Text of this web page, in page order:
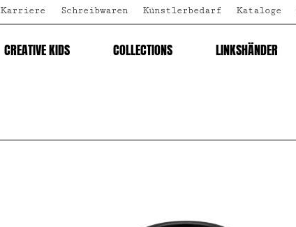
Karriere Schreibwaren Künstlerbedarf Kataloge
CREATIVE KIDS COLLECTIONS LINKSHÄNDER